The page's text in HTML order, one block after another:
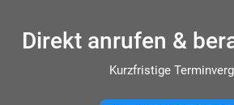
Direkt anrufen &
Kurzfristige